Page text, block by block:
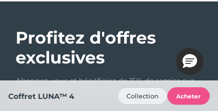
Profitez d'offres
exclusives
Abonnez-vous et bénéficiez de 15% de remise sur
votre première commande !
Coffret LUNA™ 4 Collection Acheter